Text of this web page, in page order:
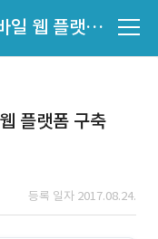
인테리어 역경매 PC 및 모바일 웹 플랫폼 구축
플랫폼 구축
등록 일자 2017.08.24.